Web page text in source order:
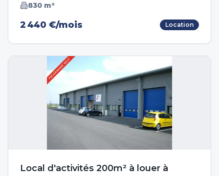
830 m²
2 440 €/mois Location
Local d'activités 200m² à louer à